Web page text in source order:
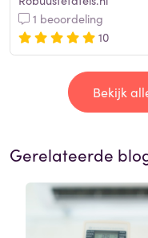
1 beoordeling
10
Bekijk
Gerelateerde